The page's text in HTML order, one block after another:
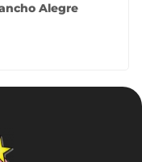
Alegre